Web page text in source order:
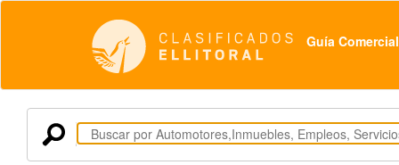
Guía Comercial